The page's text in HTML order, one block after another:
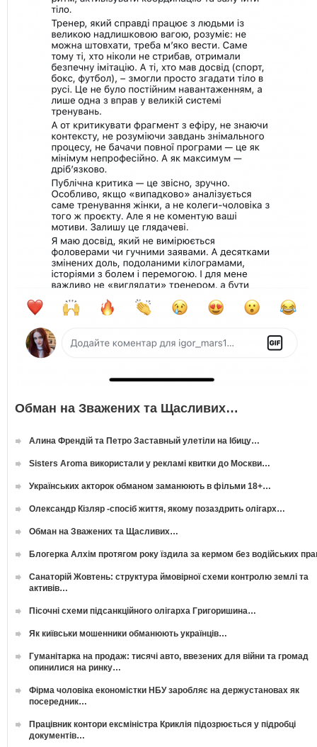
Обман на Зважених та Щасливих…
Алина Френдій та Петро Заставный улетіли на Ібицу…
Sisters Aroma використали у рекламі квитки до Москви…
Українських акторок обманом заманюють в фільми 18+…
Олександр Кізляр -спосіб життя, якому позаздрить олігарх…
Обман на Зважених та Щасливих…
Блогерка Алхім протягом року їздила за кермом без водійських
Санаторій Жовтень: структура ймовірної схеми контролю землі та
активів…
Пісочні схеми підсанкційного олігарха Григоришина…
Як київськи мошенники обманюють українців…
Гуманітарка на продаж: тисячі авто, ввезених для війни та громад
опинилися на ринку…
Фірма чоловіка економістки НБУ заробляє на держустановах як
посередник…
Працівник контори ексміністра Криклія підозрюється у підробці
документів…